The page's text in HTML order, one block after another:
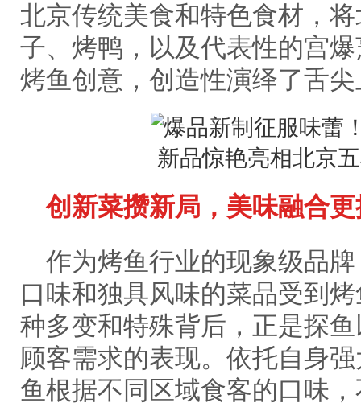
北京传统美食和特色食材，
子、烤鸭，以及代表性的宫
烤鱼创意，创造性演绎了舌
创新菜攒新局， 美味融合更
作为烤鱼行业的现象级品
口味和独具风味的菜品受到
种多变和特殊背后，正是探
顾客需求的表现。依托自身
鱼根据不同区域食客的口味